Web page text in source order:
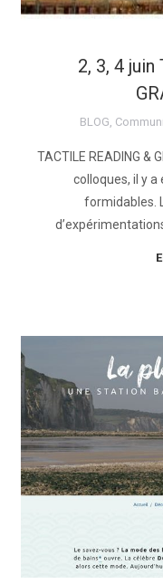
2, 3, 4 juin
BLOG,
TACTILE READING &
colloques, il y
formidables.